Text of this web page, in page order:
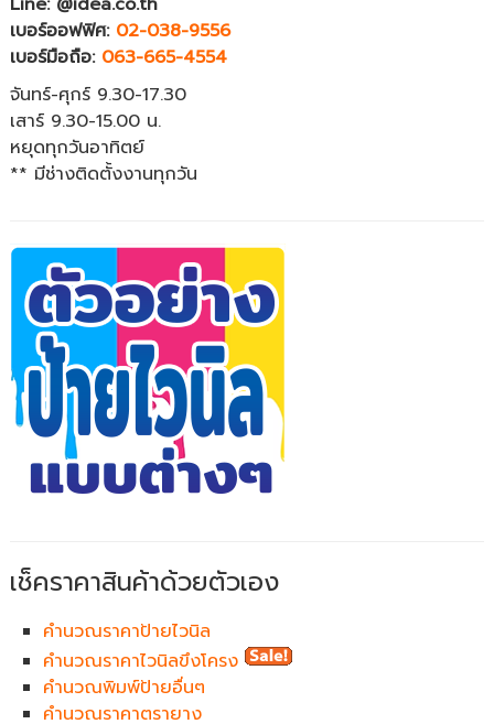
เบอร์ออฟฟิศ: 02-038-9556
เบอร์มือถือ: 063-665-4554
จันทร์-ศุกร์ 9.30-17.30
เสาร์ 9.30-15.00 น.
หยุดทุกวันอาทิตย์
** มีช่างติดตั้งงานทุกวัน
เช็คราคาสินค้าด้วยตัวเอง
คำนวณราคาป้ายไวนิล
คำนวณราคาไวนิลขึงโครง
คำนวณพิมพ์ป้ายอื่นๆ
คำนวณราคาตรายาง